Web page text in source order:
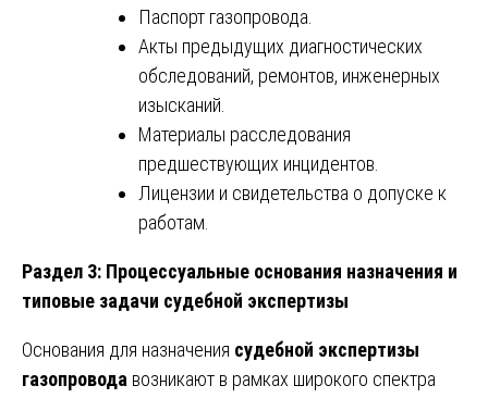
Паспорт газопровода.
Акты предыдущих диагностических
обследований, ремонтов, инженерных
изысканий.
Материалы расследования
предшествующих инцидентов.
Лицензии и свидетельства о допуске к
работам.
Раздел 3: Процессуальные основания назначения и
типовые задачи судебной экспертизы
Основания для назначения судебной экспертизы
газопровода возникают в рамках широкого спектра